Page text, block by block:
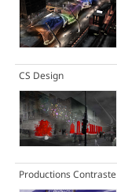
CS Design
Productions Contraste